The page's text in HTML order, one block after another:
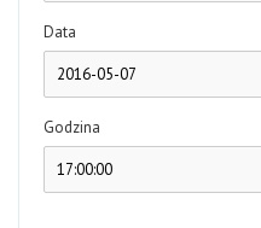
Data
Godzina